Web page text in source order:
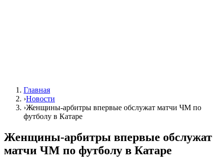
Главная
›Новости
›Женщины-арбитры впервые обслужат матчи ЧМ по
футболу в Катаре
Женщины-арбитры впервые обслужат
матчи ЧМ по футболу в Катаре